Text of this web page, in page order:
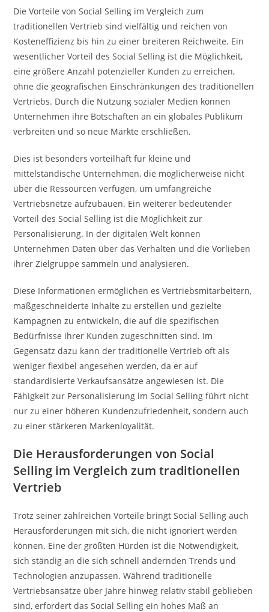
Die Vorteile von Social Selling im Vergleich zum
traditionellen Vertrieb sind vielfältig und reichen von
Kosteneffizienz bis hin zu einer breiteren Reichweite. Ein
wesentlicher Vorteil des Social Selling ist die Möglichkeit,
eine größere Anzahl potenzieller Kunden zu erreichen,
ohne die geografischen Einschränkungen des traditionellen
Vertriebs. Durch die Nutzung sozialer Medien können
Unternehmen ihre Botschaften an ein globales Publikum
verbreiten und so neue Märkte erschließen.
Dies ist besonders vorteilhaft für kleine und
mittelständische Unternehmen, die möglicherweise nicht
über die Ressourcen verfügen, um umfangreiche
Vertriebsnetze aufzubauen. Ein weiterer bedeutender
Vorteil des Social Selling ist die Möglichkeit zur
Personalisierung. In der digitalen Welt können
Unternehmen Daten über das Verhalten und die Vorlieben
ihrer Zielgruppe sammeln und analysieren.
Diese Informationen ermöglichen es Vertriebsmitarbeitern,
maßgeschneiderte Inhalte zu erstellen und gezielte
Kampagnen zu entwickeln, die auf die spezifischen
Bedürfnisse ihrer Kunden zugeschnitten sind. Im
Gegensatz dazu kann der traditionelle Vertrieb oft als
weniger flexibel angesehen werden, da er auf
standardisierte Verkaufsansätze angewiesen ist. Die
Fähigkeit zur Personalisierung im Social Selling führt nicht
nur zu einer höheren Kundenzufriedenheit, sondern auch
zu einer stärkeren Markenloyalität.
Die Herausforderungen von Social
Selling im Vergleich zum traditionellen
Vertrieb
Trotz seiner zahlreichen Vorteile bringt Social Selling auch
Herausforderungen mit sich, die nicht ignoriert werden
können. Eine der größten Hürden ist die Notwendigkeit,
sich ständig an die sich schnell ändernden Trends und
Technologien anzupassen. Während traditionelle
Vertriebsansätze über Jahre hinweg relativ stabil geblieben
sind, erfordert das Social Selling ein hohes Maß an